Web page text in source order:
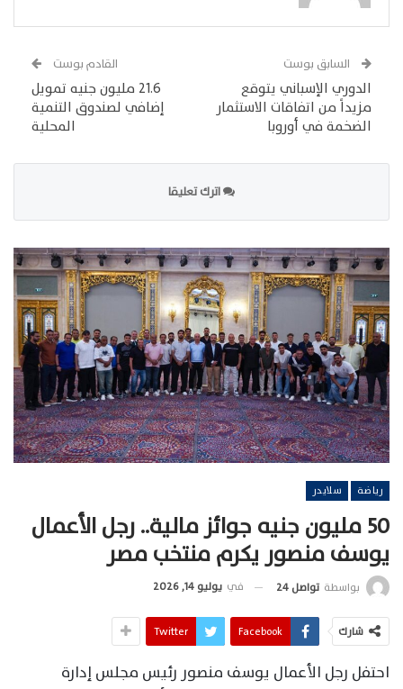
السابق بوست
الدوري الإسباني يتوقع
مزيداً من اتفاقات الاستثمار
الضخمة في أوروبا
القادم بوست
21.6 مليون جنيه تمويل
إضافي لصندوق التنمية
المحلية
اترك تعليقا
رياضة سلايدر
50 مليون جنيه جوائز مالية.. رجل الأعمال
يوسف منصور يكرم منتخب مصر
بواسطة تواصل 24 في يوليو 14, 2026
شارك Facebook
Twitter
احتفل رجل الأعمال يوسف منصور رئيس مجلس إدارة